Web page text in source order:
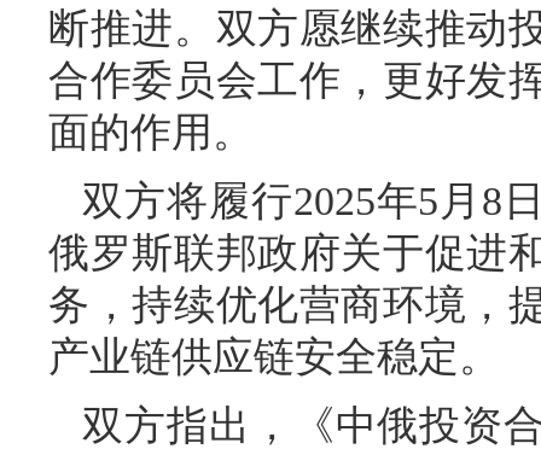
断推进。双方愿继续推动
合作委员会工作，更好发
面的作用。
双方将履行2025年5月8
俄罗斯联邦政府关于促进
务，持续优化营商环境，
产业链供应链安全稳定。
双方指出，《中俄投资